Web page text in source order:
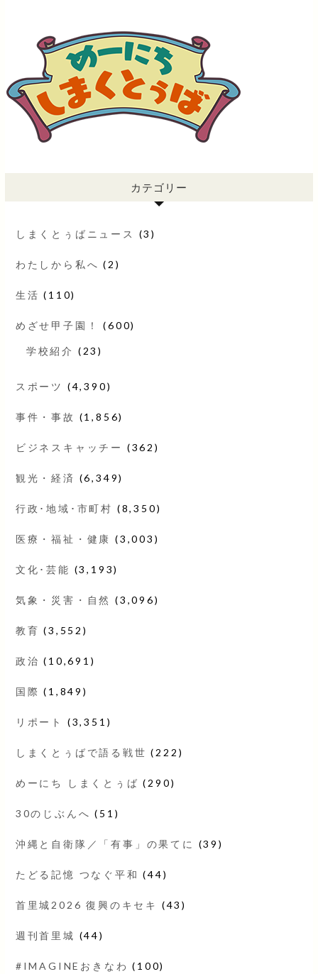
カテゴリー
しまくとぅばニュース (3)
わたしから私へ (2)
生活 (110)
めざせ甲子園！ (600)
学校紹介 (23)
スポーツ (4,390)
事件・事故 (1,856)
ビジネスキャッチー (362)
観光・経済 (6,349)
行政･地域･市町村 (8,350)
医療・福祉・健康 (3,003)
文化･芸能 (3,193)
気象・災害・自然 (3,096)
教育 (3,552)
政治 (10,691)
国際 (1,849)
リポート (3,351)
しまくとぅばで語る戦世 (222)
めーにち しまくとぅば (290)
30のじぶんへ (51)
沖縄と自衛隊／「有事」の果てに (39)
たどる記憶 つなぐ平和 (44)
首里城2026 復興のキセキ (43)
週刊首里城 (44)
#IMAGINEおきなわ (100)